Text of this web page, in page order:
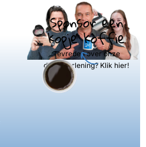
Sponsor een
kopje koffie
Tevreden over onze
dienstverlening? Klik hier!